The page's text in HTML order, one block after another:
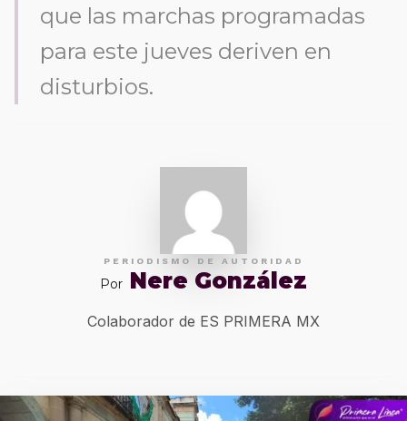
que las marchas programadas
para este jueves deriven en
disturbios.
PERIODISMO DE AUTORIDAD
Por Nere González
Colaborador de ES PRIMERA MX